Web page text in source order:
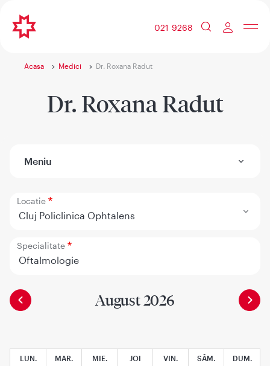
021 9268
Acasa Medici Dr. Roxana Radut
Dr. Roxana Radut
Meniu
Locatie
Cluj Policlinica Ophtalens
Specialitate
Oftalmologie
August 2026
LUN. MAR. MIE. JOI VIN. SÂM. DUM.